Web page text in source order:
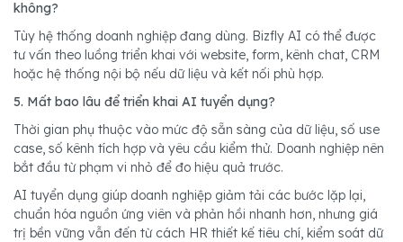
không?
Tùy hệ thống doanh nghiệp đang dùng. Bizfly AI có thể được
tư vấn theo luồng triển khai với website, form, kênh chat, CRM
hoặc hệ thống nội bộ nếu dữ liệu và kết nối phù hợp.
5. Mất bao lâu để triển khai AI tuyển dụng?
Thời gian phụ thuộc vào mức độ sẵn sàng của dữ liệu, số use
case, số kênh tích hợp và yêu cầu kiểm thử. Doanh nghiệp nên
bắt đầu từ phạm vi nhỏ để đo hiệu quả trước.
AI tuyển dụng giúp doanh nghiệp giảm tải các bước lặp lại,
chuẩn hóa nguồn ứng viên và phản hồi nhanh hơn, nhưng giá
trị bền vững vẫn đến từ cách HR thiết kế tiêu chí, kiểm soát dữ